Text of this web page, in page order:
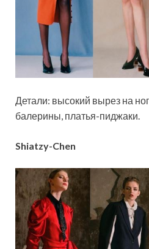
Детали: высокий вырез на
балерины, платья-пиджаки.
Shiatzy-Chen